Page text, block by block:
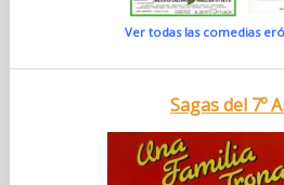
Ver todas las comedias
Sagas del 7º